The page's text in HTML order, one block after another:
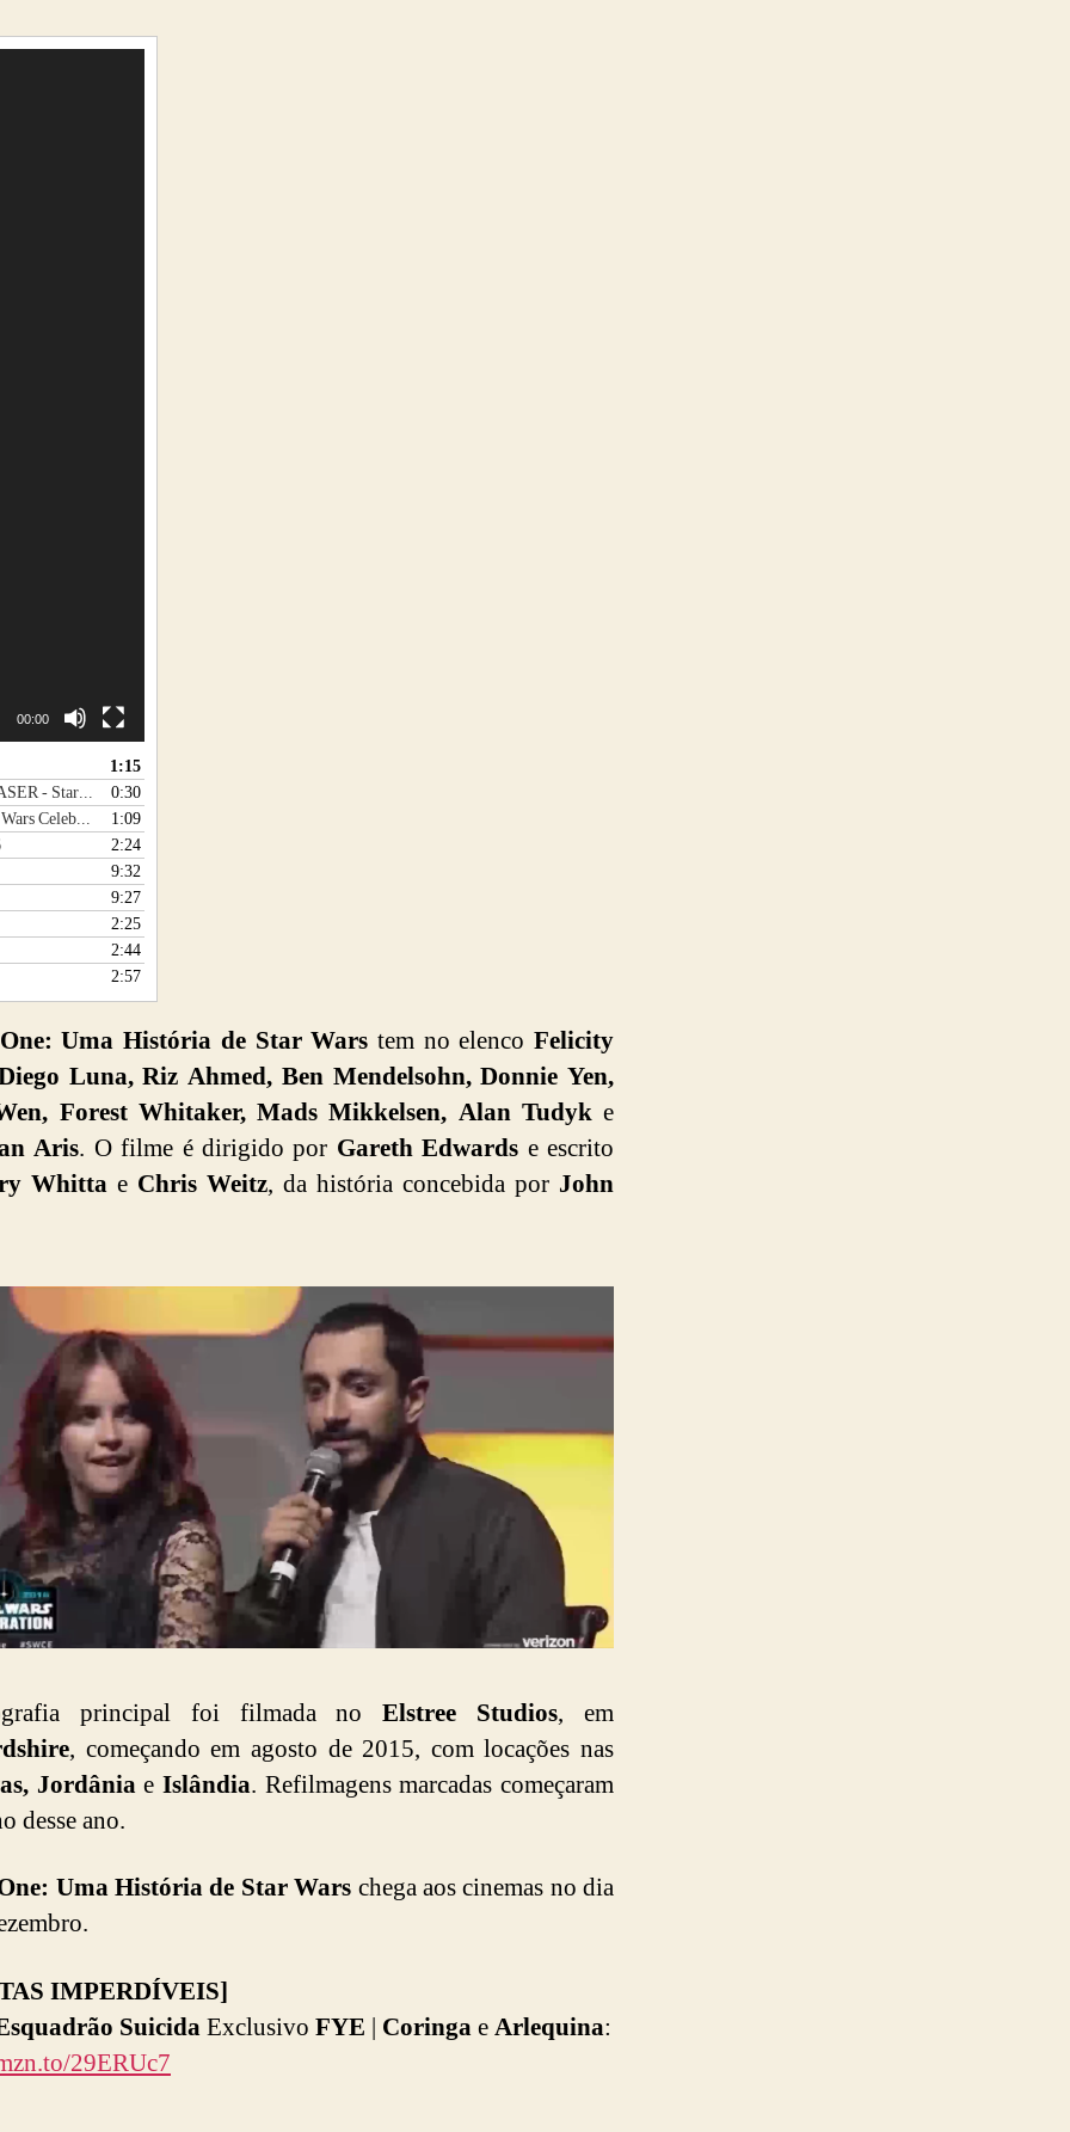
00:00
1:15
2016
0:30
2016
1:09
2:24
9:32
9:27
2:25
2:44
2:57
Uma História de Star Wars tem no elencoFelicity
Luna, Riz Ahmed, Ben Mendelsohn, Donnie Yen,
Forest Whitaker, Mads Mikkelsen, Alan Tudyke
Aris. O filme é dirigido por Gareth Edwards e escrito
Whitta e Chris Weitz, da história concebida por John
principal foi filmada noElstree Studios, em
, começando em agosto de 2015, com locações nas
JordâniaeIslândia. Refilmagens marcadas começaram
desse ano.
Uma História de Star Wars chega aos cinemas no dia
IMPERDÍVEIS]
SuicidaExclusivo FYE | CoringaeArlequina:
29ERUc7